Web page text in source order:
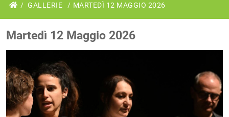
GALLERIE MARTEDÌ 12 MAGGIO 2026
Martedì 12 Maggio 2026